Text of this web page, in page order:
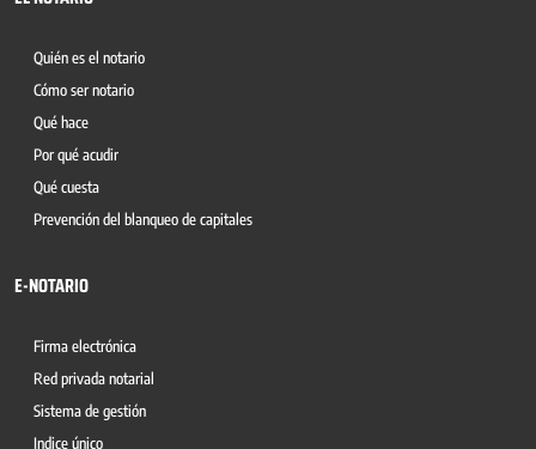
Quién es el notario
Cómo ser notario
Qué hace
Por qué acudir
Qué cuesta
Prevención del blanqueo de capitales
E-NOTARIO
Firma electrónica
Red privada notarial
Sistema de gestión
Indice único